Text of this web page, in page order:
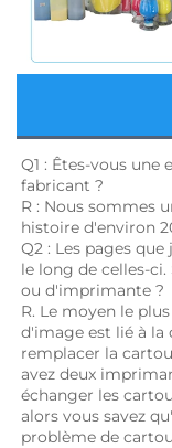
Q1 : Êtes-vous
fabricant ?
R : Nous sommes
histoire d'environ
Q2 : Les pages
le long de celles-
ou d'imprimante ?
R. Le moyen le
d'image est lié à
remplacer la
avez deux
échanger les
alors vous savez
problème de